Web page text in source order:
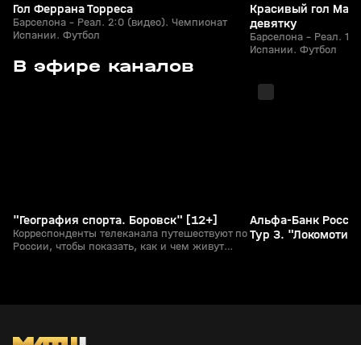
Гол Феррана Торреса
Барселона - Реал. 2:0 (видео). Чемпионат
Испании. Футбол
Красивый гол
девятку
Барселона - Реал.
Испании. Футбол
В эфире каналов
с 09:50
"География спорта. Боровск" [12+]
Корреспонденты телеканала путешествуют по
России, чтобы показать, как и чем живут
с 09:00
Альфа-Банк
Тур 3.